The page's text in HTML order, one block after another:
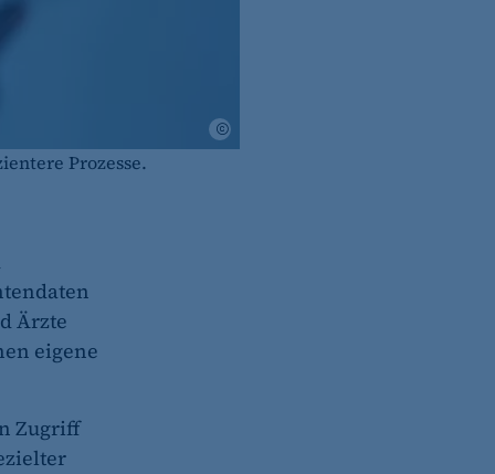
Prozesse.
Ärzte
eigene
Zugriff